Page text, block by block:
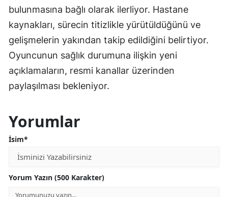
bulunmasına bağlı olarak ilerliyor. Hastane
kaynakları, sürecin titizlikle yürütüldüğünü ve
gelişmelerin yakından takip edildiğini belirtiyor.
Oyuncunun sağlık durumuna ilişkin yeni
açıklamaların, resmi kanallar üzerinden
paylaşılması bekleniyor.
Yorumlar
İsim*
Yorum Yazın (500 Karakter)